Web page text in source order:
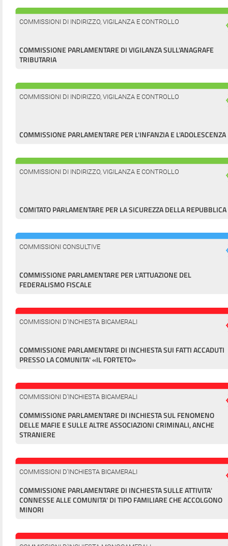
COMMISSIONI DI INDIRIZZO, VIGILANZA E CONTROLLO
COMMISSIONE PARLAMENTARE DI VIGILANZA SULL'ANAGRAFE
TRIBUTARIA
COMMISSIONI DI INDIRIZZO, VIGILANZA E CONTROLLO
COMMISSIONE PARLAMENTARE PER L'INFANZIA E L'ADOLESCENZA
COMMISSIONI DI INDIRIZZO, VIGILANZA E CONTROLLO
COMITATO PARLAMENTARE PER LA SICUREZZA DELLA REPUBBLICA
COMMISSIONI CONSULTIVE
COMMISSIONE PARLAMENTARE PER L'ATTUAZIONE DEL
FEDERALISMO FISCALE
COMMISSIONI D'INCHIESTA BICAMERALI
COMMISSIONE PARLAMENTARE DI INCHIESTA SUI FATTI ACCADUTI
PRESSO LA COMUNITA' «IL FORTETO»
COMMISSIONI D'INCHIESTA BICAMERALI
COMMISSIONE PARLAMENTARE DI INCHIESTA SUL FENOMENO
DELLE MAFIE E SULLE ALTRE ASSOCIAZIONI CRIMINALI, ANCHE
STRANIERE
COMMISSIONI D'INCHIESTA BICAMERALI
COMMISSIONE PARLAMENTARE DI INCHIESTA SULLE ATTIVITA'
CONNESSE ALLE COMUNITA' DI TIPO FAMILIARE CHE ACCOLGONO
MINORI